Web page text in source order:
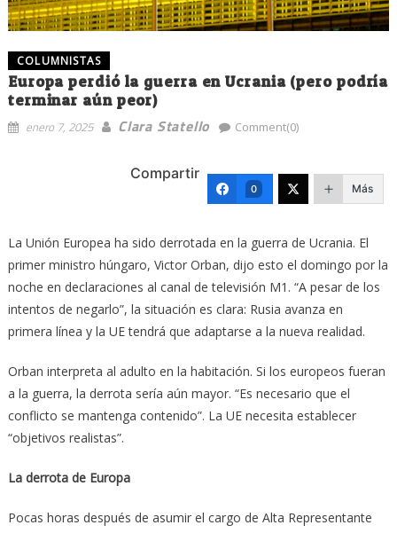
COLUMNISTAS
Europa perdió la guerra en Ucrania (pero podría
terminar aún peor)
enero 7, 2025 Clara Statello Comment(0)
Compartir
0 Más
La Unión Europea ha sido derrotada en la guerra de Ucrania. El
primer ministro húngaro, Victor Orban, dijo esto el domingo por la
noche en declaraciones al canal de televisión M1. “A pesar de los
intentos de negarlo”, la situación es clara: Rusia avanza en
primera línea y la UE tendrá que adaptarse a la nueva realidad.
Orban interpreta al adulto en la habitación. Si los europeos fueran
a la guerra, la derrota sería aún mayor. “Es necesario que el
conflicto se mantenga contenido”. La UE necesita establecer
“objetivos realistas”.
La derrota de Europa
Pocas horas después de asumir el cargo de Alta Representante